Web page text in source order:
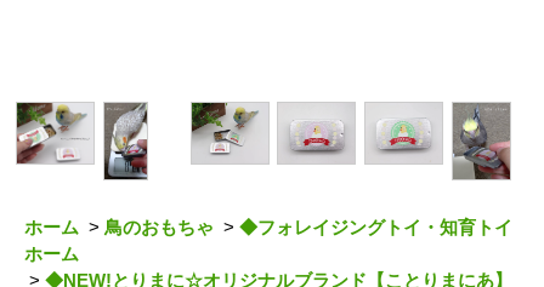
ホーム > 鳥のおもちゃ > ◆フォレイジングトイ・知育トイ
ホーム
> ◆NEW!とりまに☆オリジナルブランド【ことりまにあ】